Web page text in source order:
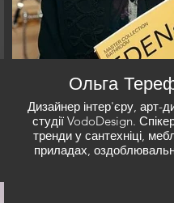
Ольга
Дизайнер інтер'єру, арт-
студії VodoDesign.
тренди у сантехніці,
приладах,